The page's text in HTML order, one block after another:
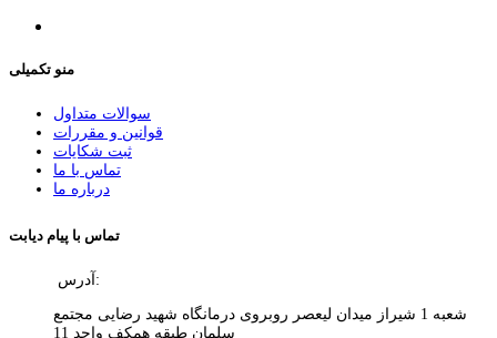
منو تکمیلی
سوالات متداول
قوانین و مقررات
ثبت شکایات
تماس با ما
درباره ما
تماس با پیام دیابت
آدرس:
شعبه 1 شیراز میدان لیعصر روبروی درمانگاه شهید رضایی مجتمع
سلمان طبقه همکف واحد 11